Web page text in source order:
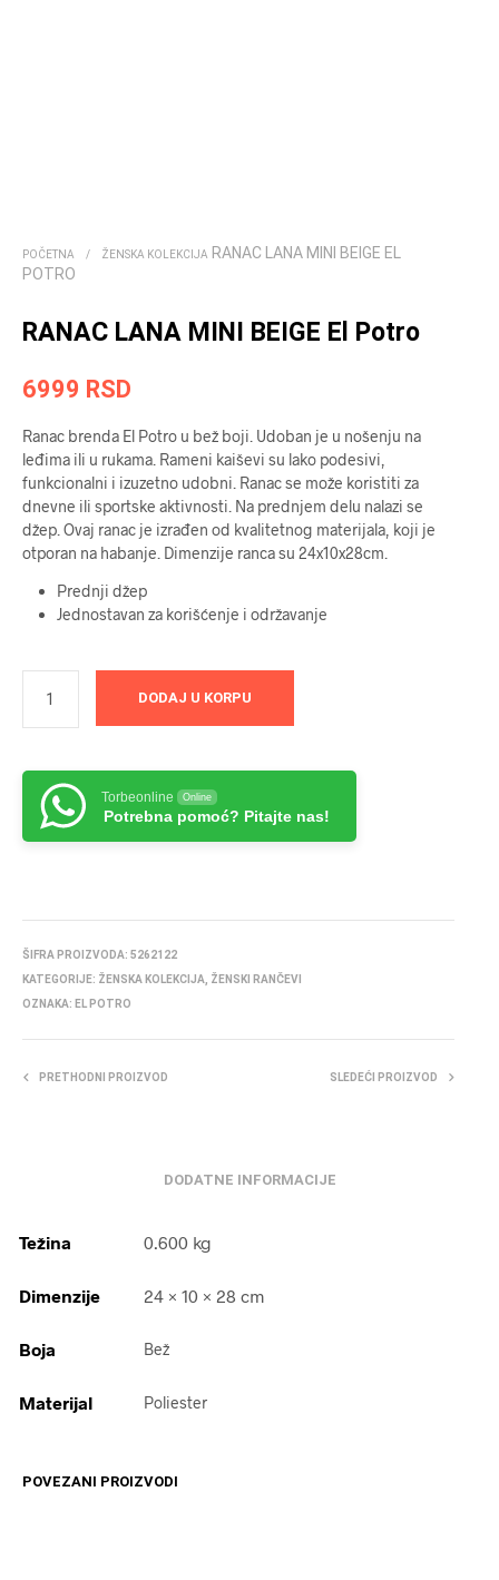
POČETNA / ŽENSKA KOLEKCIJA RANAC LANA MINI BEIGE EL
POTRO
RANAC LANA MINI BEIGE El Potro
6999 RSD
Ranac brenda El Potro u bež boji. Udoban je u nošenju na
leđima ili u rukama. Rameni kaiševi su lako podesivi,
funkcionalni i izuzetno udobni. Ranac se može koristiti za
dnevne ili sportske aktivnosti. Na prednjem delu nalazi se
džep. Ovaj ranac je izrađen od kvalitetnog materijala, koji je
otporan na habanje. Dimenzije ranca su 24x10x28cm.
Prednji džep
Jednostavan za korišćenje i održavanje
DODAJ U KORPU
Torbeonline Online
Potrebna pomoć? Pitajte nas!
ŠIFRA PROIZVODA: 5262122
KATEGORIJE: ŽENSKA KOLEKCIJA
ŽENSKI RANČEVI
OZNAKA: EL POTRO
PRETHODNI PROIZVOD SLEDEĆI PROIZVOD
DODATNE INFORMACIJE
Težina 0.600 kg
Dimenzije 24 × 10 × 28 cm
Boja Bež
Materijal Poliester
POVEZANI PROIZVODI